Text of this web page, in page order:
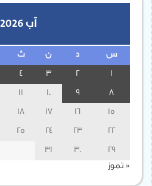
آب 2026
س ن ث
3
15
16
17
18
22
23
24
25
29
30
31
« تموز